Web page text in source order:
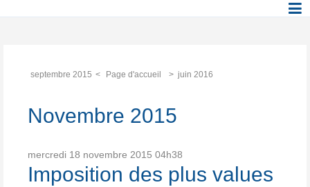
septembre 2015 Page d'accueil juin 2016
Novembre 2015
mercredi 18 novembre 2015 04h38
Imposition des plus values